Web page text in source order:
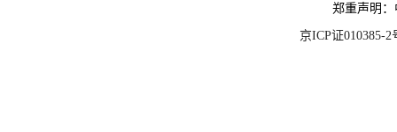
郑重声明
京ICP证010385-2